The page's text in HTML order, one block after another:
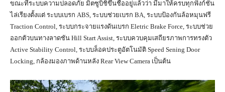
ขณะที่ระบบความปลอดภัย มิตซูบิชิขึ้นชื่ออยู่แล้วว่า มีมาให้ครบทุกฟังก์ชัน
ไล่เรียงตั้งแต่ ระบบเบรก ABS, ระบบช่วยเบรก BA, ระบบป้องกันล้อหมุนฟรี
Traction Control, ระบบกระจายแรงดันเบรก Eletric Brake Force, ระบบช่วย
ออกตัวบนทางลาดชัน Hill Start Assist, ระบบควบคุมเสถียรภาพการทรงตัว
Active Stability Control, ระบบล็อคประตูอัตโนมัติ Speed Sening Door
Locking, กล้องมองภาพด้านหลัง Rear View Camera เป็นต้น